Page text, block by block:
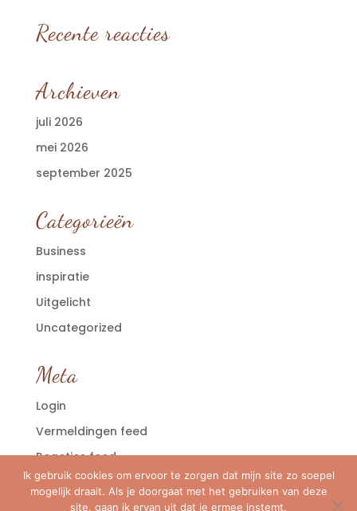
Recente reacties
Archieven
juli 2026
mei 2026
september 2025
Categorieën
Business
inspiratie
Uitgelicht
Uncategorized
Meta
Login
Vermeldingen feed
Reacties feed
WordPress.org
Ik gebruik cookies om ervoor te zorgen dat mijn site zo soepel
mogelijk draait. Als je doorgaat met het gebruiken van deze
site, gaan ik ervan uit dat je ermee instemt.